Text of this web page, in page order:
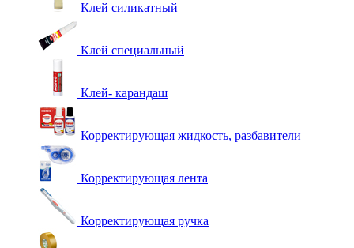
Клей силикатный
Клей специальный
Клей- карандаш
Корректирующая жидкость, разбавители
Корректирующая лента
Корректирующая ручка